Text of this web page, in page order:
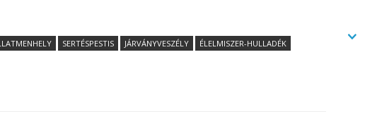
SERTÉSPESTIS JÁRVÁNYVESZÉLY ÉLELMISZER-HULLADÉK